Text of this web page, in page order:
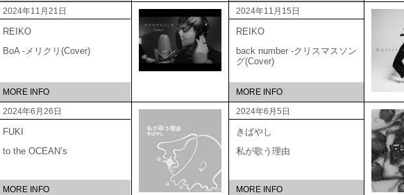
2024年11月21日
REIKO
BoA -メリクリ(Cover)
MORE INFO
2024年11月15日
REIKO
back number -クリスマスソン
グ(Cover)
MORE INFO
2024年6月26日
FUKI
to the OCEAN’s
MORE INFO
2024年6月5日
きばやし
私が歌う理由
MORE INFO